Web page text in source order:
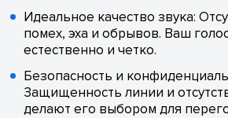
Идеальное качество звука:
помех, эха и обрывов. Ваш
естественно и четко.
Безопасность и
Защищенность линии и
делают его выбором для